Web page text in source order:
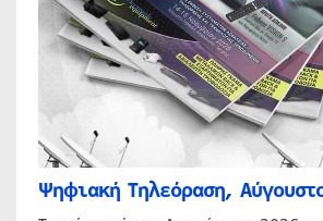
Ψηφιακή Τηλεόραση,